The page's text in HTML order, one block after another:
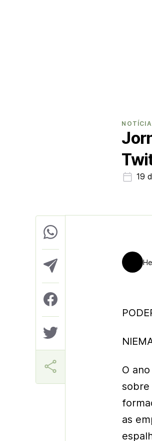
19
O
sobre
as